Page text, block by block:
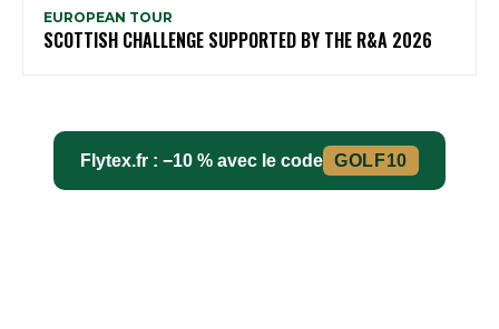
EUROPEAN TOUR
SCOTTISH CHALLENGE SUPPORTED BY THE R&A 2026
Flytex.fr : −10 % avec le code GOLF10